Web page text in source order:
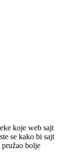
koje web sajt
se kako bi sajt
pružao bolje